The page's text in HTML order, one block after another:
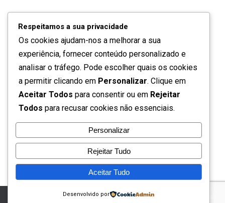
Quem somos
Contactos
Termos de utilização
Perguntas frequentes
Turiviajar.tv® | Todos os direitos reservados | Turiviajar.tv – O seu canal
Respeitamos a sua privacidade
Os cookies ajudam-nos a melhorar a sua
experiência, fornecer conteúdo personalizado e
analisar o tráfego. Pode escolher quais os cookies
a permitir clicando em Personalizar. Clique em
Aceitar Todos para consentir ou em Rejeitar
Todos para recusar cookies não essenciais.
Personalizar
Rejeitar Tudo
Aceitar Tudo
Desenvolvido por